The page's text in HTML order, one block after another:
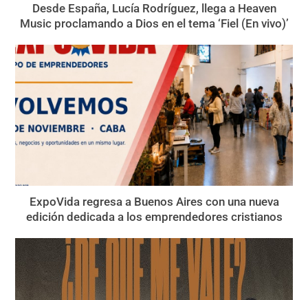
Desde España, Lucía Rodríguez, llega a Heaven
Music proclamando a Dios en el tema ‘Fiel (En vivo)’
ExpoVida regresa a Buenos Aires con una nueva
edición dedicada a los emprendedores cristianos